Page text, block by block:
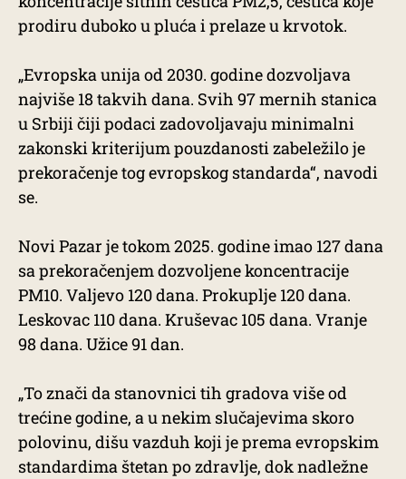
prodiru duboko u pluća i prelaze u krvotok.
„Evropska unija od 2030. godine dozvoljava
najviše 18 takvih dana. Svih 97 mernih stanica
u Srbiji čiji podaci zadovoljavaju minimalni
zakonski kriterijum pouzdanosti zabeležilo je
prekoračenje tog evropskog standarda“, navodi
se.
Novi Pazar je tokom 2025. godine imao 127 dana
sa prekoračenjem dozvoljene koncentracije
PM10. Valjevo 120 dana. Prokuplje 120 dana.
Leskovac 110 dana. Kruševac 105 dana. Vranje
98 dana. Užice 91 dan.
„To znači da stanovnici tih gradova više od
trećine godine, a u nekim slučajevima skoro
polovinu, dišu vazduh koji je prema evropskim
standardima štetan po zdravlje, dok nadležne